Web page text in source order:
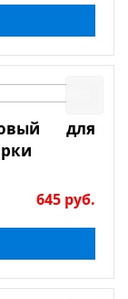
для
645 руб.